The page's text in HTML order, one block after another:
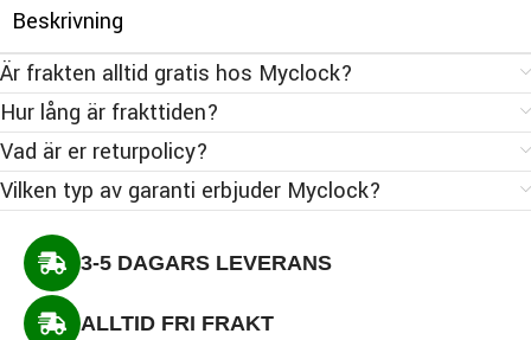
Beskrivning
Är frakten alltid gratis hos Myclock?
Hur lång är frakttiden?
Vad är er returpolicy?
Vilken typ av garanti erbjuder Myclock?
3-5 DAGARS LEVERANS
ALLTID FRI FRAKT